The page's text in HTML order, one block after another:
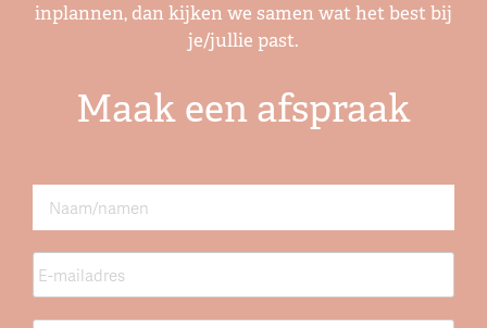
inplannen, dan kijken we samen wat het best bij
je/jullie past.
Maak een afspraak
Naam *
E-
mailadres *
Telefoonnummer *